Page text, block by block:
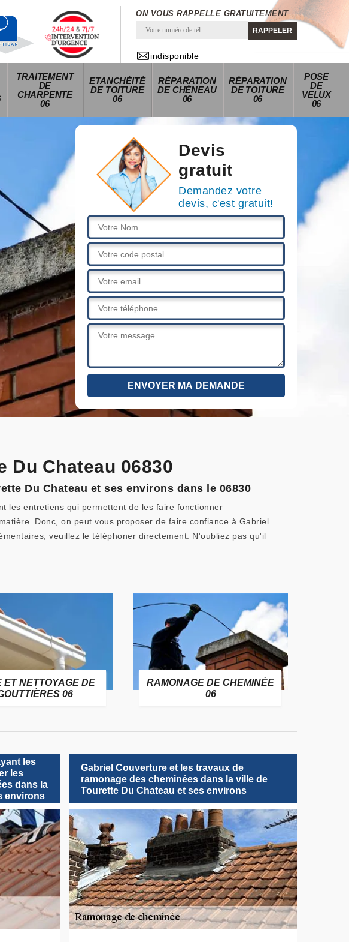
ON VOUS RAPPELLE GRATUITEMENT
indisponible
TRAITEMENT
DE
CHARPENTE
06
ETANCHÉITÉ
DE TOITURE
06
RÉPARATION
DE CHÉNEAU
06
RÉPARATION
DE TOITURE
06
POSE
DE
VELUX
06
Devis
gratuit
Demandez votre
devis, c'est gratuit!
Du Chateau 06830
Du Chateau et ses environs dans le 06830
les entretiens qui permettent de les faire fonctionner
Donc, on peut vous proposer de faire confiance à Gabriel
veuillez le téléphoner directement. N'oubliez pas qu'il
ET NETTOYAGE DE
06
RAMONAGE DE CHEMINÉE
06
les
les
dans la
environs
Gabriel Couverture et les travaux de
ramonage des cheminées dans la ville de
Tourette Du Chateau et ses environs